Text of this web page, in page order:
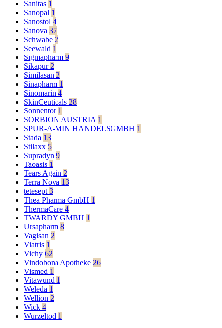
Sanitas 1
Sanopal 1
Sanostol 4
Sanova 37
Schwabe 2
Seewald 1
Sigmapharm 9
Sikapur 2
Similasan 2
Sinapharm 1
Sinomarin 4
SkinCeuticals 28
Sonnentor 1
SORBION AUSTRIA 1
SPUR-A-MIN HANDELSGMBH 1
Stada 13
Stilaxx 5
Supradyn 9
Taoasis 1
Tears Again 2
Terra Nova 13
tetesept 3
Thea Pharma GmbH 1
ThermaCare 4
TWARDY GMBH 1
Ursapharm 8
Vagisan 2
Viatris 1
Vichy 62
Vindobona Apotheke 26
Vismed 1
Vitawund 1
Weleda 1
Wellion 2
Wick 4
Wurzeltod 1